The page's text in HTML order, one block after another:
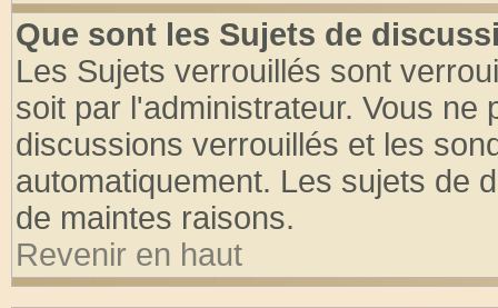
Que sont les Sujets de
Les Sujets verrouillés sont
soit par l'administrateur. Vous
discussions verrouillés et les
automatiquement. Les sujets de
de maintes raisons.
Revenir en haut